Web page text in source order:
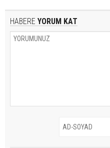
HABERE YORUM KAT